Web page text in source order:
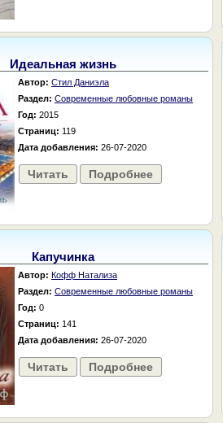
Идеальная жизнь
Автор: Стил Даниэла
Раздел: Современные любовные романы
Год: 2015
Страниц: 119
Дата добавления: 26-07-2020
Читать Подробнее
Капучинка
Автор: Кофф Натализа
Раздел: Современные любовные романы
Год: 0
Страниц: 141
Дата добавления: 26-07-2020
Читать Подробнее